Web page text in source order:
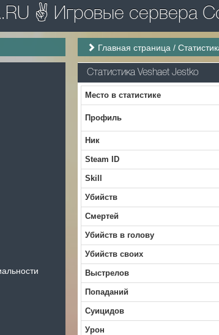
✌ Игровые сервера
Главная страница /
Статистика Veshaet Jestko
Место в статистике
Профиль
Ник
Steam ID
Skill
Убийств
Смертей
Убийств в голову
Убийств своих
Выстрелов
Попаданий
Суицидов
Урон